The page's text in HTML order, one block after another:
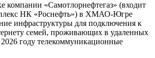
компании «Самотлорнефтегаз» (входит
НК «Роснефть») в ХМАО-Югре
инфраструктуры для подключения к
семей, проживающих в удаленных
году телекоммуникационные